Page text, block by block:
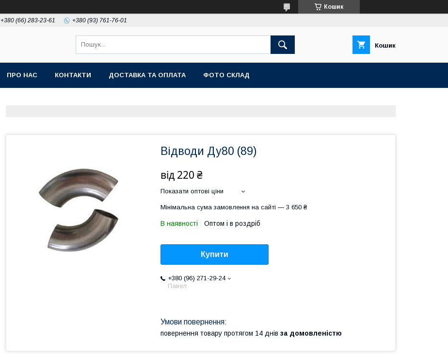
Кошик
+380 (66) 283-23-61 +380 (93) 761-76-01
Кошик
ПРО НАС КОНТАКТИ ДОСТАВКА ТА ОПЛАТА ФОТО СКЛАД
Відводи Ду80 (89)
від 220 ₴
Показати оптові ціни
Мінімальна сума замовлення на сайті — 3 650 ₴
В наявності Оптом і в роздріб
Купити
+380 (96) 271-29-24
Павел
повернення товару протягом 14 днів за домовленістю